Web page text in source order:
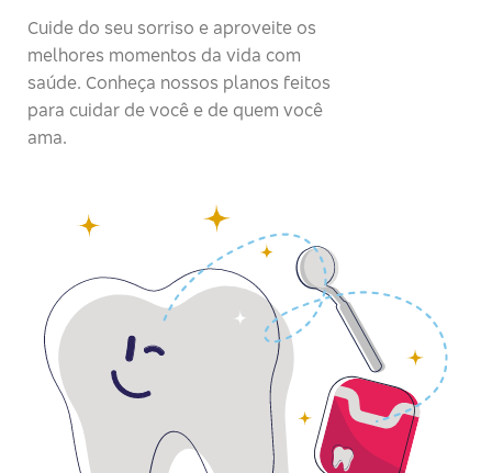
Cuide do seu sorriso e aproveite os
melhores momentos da vida com
saúde. Conheça nossos planos feitos
para cuidar de você e de quem você
ama.